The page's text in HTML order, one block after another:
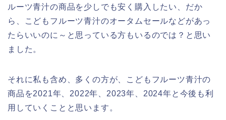
ルーツ青汁の商品を少しでも安く購入したい、だか
ら、こどもフルーツ青汁のオータムセールなどがあっ
たらいいのに～と思っている方もいるのでは？と思い
ました。
それに私も含め、多くの方が、こどもフルーツ青汁の
商品を2021年、2022年、2023年、2024年と今後も利
用していくことと思います。